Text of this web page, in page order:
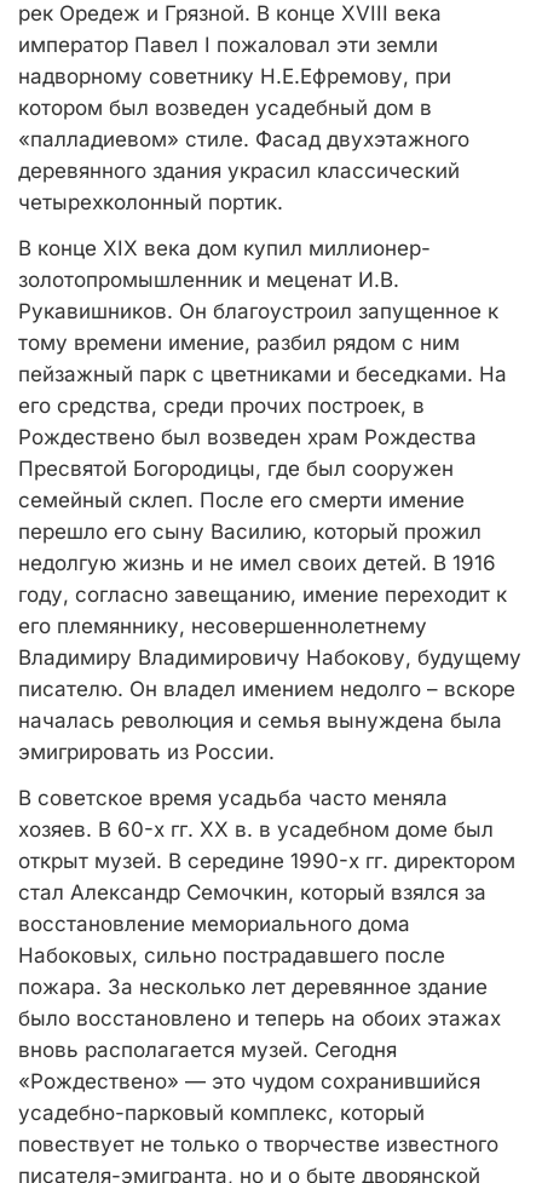
рек Оредеж и Грязной. В конце XVIII века
император Павел I пожаловал эти земли
надворному советнику Н.Е.Ефремову, при
котором был возведен усадебный дом в
«палладиевом» стиле. Фасад двухэтажного
деревянного здания украсил классический
четырехколонный портик.
В конце XIX века дом купил миллионер-
золотопромышленник и меценат И.В.
Рукавишников. Он благоустроил запущенное к
тому времени имение, разбил рядом с ним
пейзажный парк с цветниками и беседками. На
его средства, среди прочих построек, в
Рождествено был возведен храм Рождества
Пресвятой Богородицы, где был сооружен
семейный склеп. После его смерти имение
перешло его сыну Василию, который прожил
недолгую жизнь и не имел своих детей. В 1916
году, согласно завещанию, имение переходит к
его племяннику, несовершеннолетнему
Владимиру Владимировичу Набокову, будущему
писателю. Он владел имением недолго – вскоре
началась революция и семья вынуждена была
эмигрировать из России.
В советское время усадьба часто меняла
хозяев. В 60-х гг. XX в. в усадебном доме был
открыт музей. В середине 1990-х гг. директором
стал Александр Семочкин, который взялся за
восстановление мемориального дома
Набоковых, сильно пострадавшего после
пожара. За несколько лет деревянное здание
было восстановлено и теперь на обоих этажах
вновь располагается музей. Сегодня
«Рождествено» — это чудом сохранившийся
усадебно-парковый комплекс, который
повествует не только о творчестве известного
писателя-эмигранта, но и о быте дворянской